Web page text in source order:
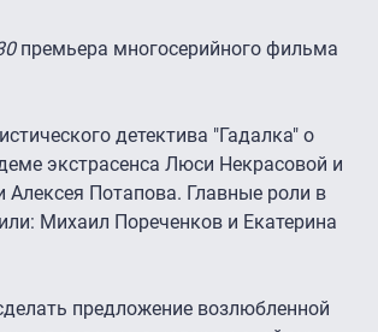
премьера многосерийного фильма
детектива "Гадалка" о
экстрасенса Люси Некрасовой и
Алексея Потапова. Главные роли в
Михаил Пореченков и Екатерина
предложение возлюбленной